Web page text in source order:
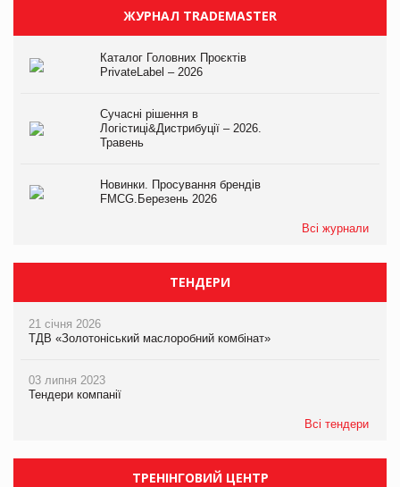
ЖУРНАЛ TRADEMASTER
Каталог Головних Проєктів
PrivateLabel – 2026
Сучасні рішення в
Логістиці&Дистрибуції – 2026.
Травень
Новинки. Просування брендів
FMCG.Березень 2026
Всі журнали
ТЕНДЕРИ
21 січня 2026
ТДВ «Золотоніський маслоробний комбінат»
03 липня 2023
Тендери компанії
Всі тендери
ТРЕНІНГОВИЙ ЦЕНТР